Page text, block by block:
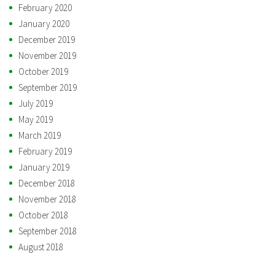
February 2020
January 2020
December 2019
November 2019
October 2019
September 2019
July 2019
May 2019
March 2019
February 2019
January 2019
December 2018
November 2018
October 2018
September 2018
August 2018